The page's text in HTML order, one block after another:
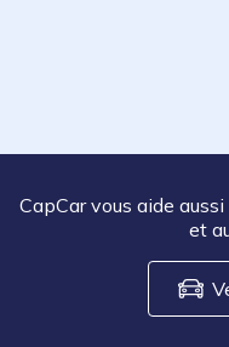
CapCar vous aide
et